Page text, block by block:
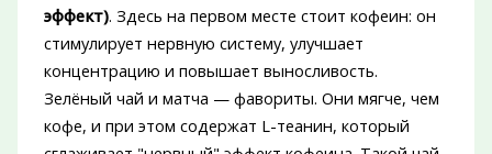
эффект). Здесь на первом месте стоит кофеин: он
стимулирует нервную систему, улучшает
концентрацию и повышает выносливость.
Зелёный чай и матча — фавориты. Они мягче, чем
кофе, и при этом содержат L-теанин, который